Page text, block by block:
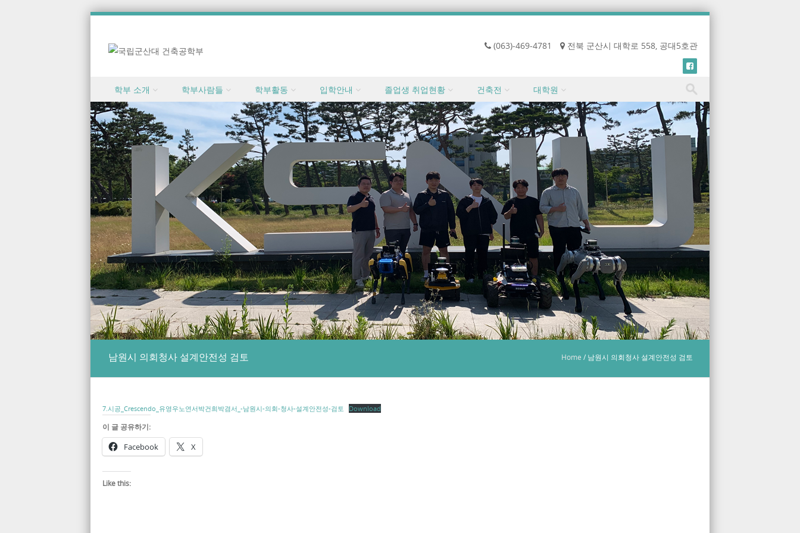
(063)-469-4781 전북 군산시 대학로 558, 공대5호관
Menu
Skip to content
학부 소개 학부사람들 학부활동 입학안내 졸업생 취업현황 건축전 대학원
남원시 의회청사 설계안전성 검토 Home / 남원시 의회청사 설계안전성 검토
7.시공_Crescendo_유영우노연서박건희박겸서_-남원시-의회-청사-설계안전성-검토 Download
이 글 공유하기:
Facebook X
Like this: